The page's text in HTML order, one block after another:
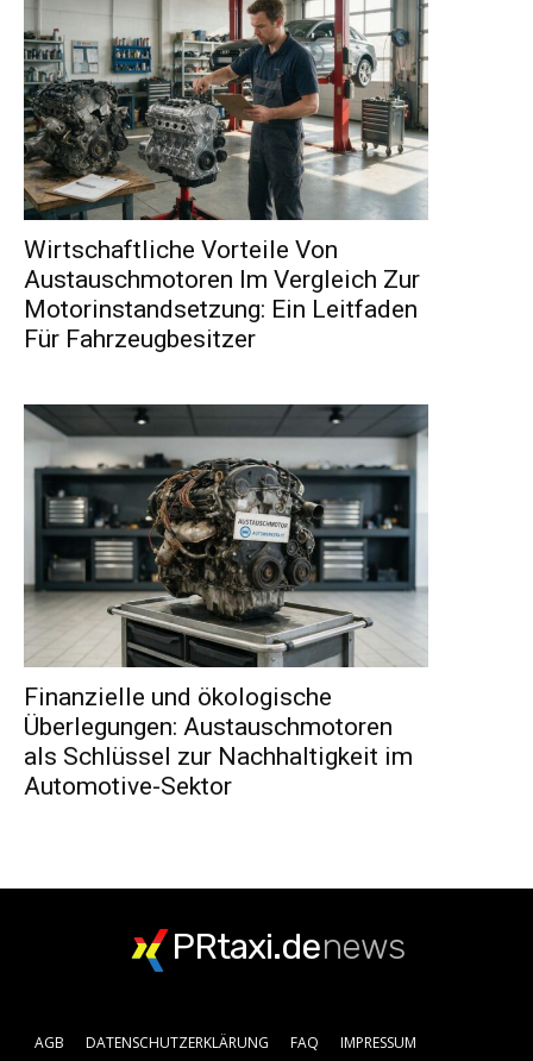
Wirtschaftliche Vorteile Von
Austauschmotoren Im Vergleich Zur
Motorinstandsetzung: Ein Leitfaden
Für Fahrzeugbesitzer
Finanzielle und ökologische
Überlegungen: Austauschmotoren
als Schlüssel zur Nachhaltigkeit im
Automotive-Sektor
PRtaxi.denews
AGB DATENSCHUTZERKLÄRUNG FAQ IMPRESSUM